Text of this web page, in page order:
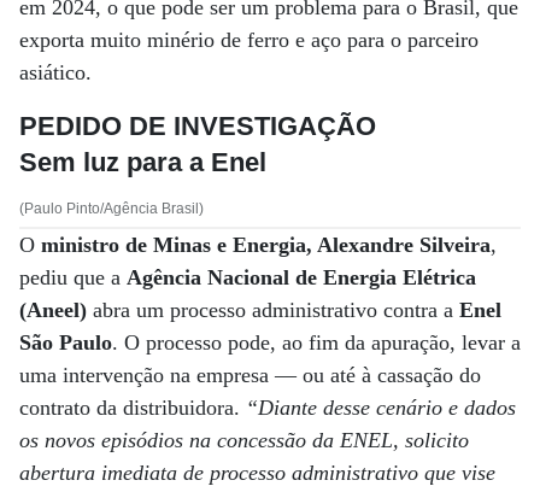
em 2024, o que pode ser um problema para o Brasil, que
exporta muito minério de ferro e aço para o parceiro
asiático.
PEDIDO DE INVESTIGAÇÃO
Sem luz para a Enel
(Paulo Pinto/Agência Brasil)
O ministro de Minas e Energia, Alexandre Silveira,
pediu que a Agência Nacional de Energia Elétrica
(Aneel) abra um processo administrativo contra a Enel
São Paulo. O processo pode, ao fim da apuração, levar a
uma intervenção na empresa ­— ou até à cassação do
contrato da distribuidora. “Diante desse cenário e dados
os novos episódios na concessão da ENEL, solicito
abertura imediata de processo administrativo que vise